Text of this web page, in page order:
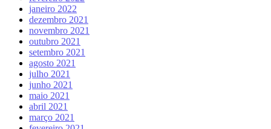
janeiro 2022
dezembro 2021
novembro 2021
outubro 2021
setembro 2021
agosto 2021
julho 2021
junho 2021
maio 2021
abril 2021
março 2021